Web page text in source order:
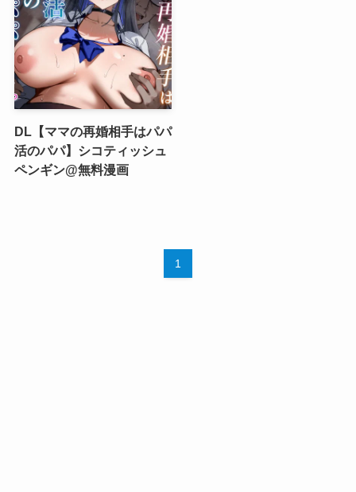
DL【ママの再婚相手はパパ
活のパパ】シコティッシュ
ペンギン@無料漫画
1